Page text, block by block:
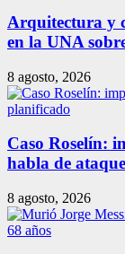
Arquitectura y
en la UNA
8 agosto, 2026
Caso Roselín:
habla de
8 agosto, 2026